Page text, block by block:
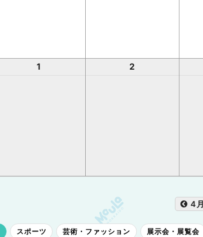
1 2
4月
スポーツ 芸術・ファッション 展示会・展覧会